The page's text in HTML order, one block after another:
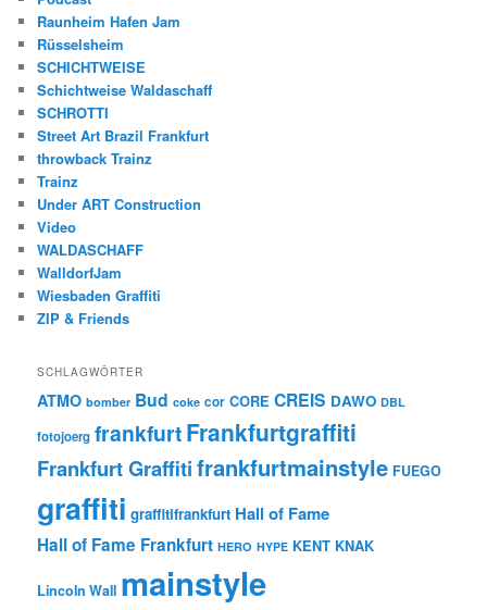
Raunheim Hafen Jam
Rüsselsheim
SCHICHTWEISE
Schichtweise Waldaschaff
SCHROTTI
Street Art Brazil Frankfurt
throwback Trainz
Trainz
Under ART Construction
Video
WALDASCHAFF
WalldorfJam
Wiesbaden Graffiti
ZIP & Friends
SCHLAGWÖRTER
ATMO bomber Bud coke cor CORE CREIS DAWO DBL
fotojoerg frankfurtFrankfurtgraffiti
Frankfurt Graffitifrankfurtmainstyle FUEGO
graffiti graffitifrankfurt Hall of Fame
Hall of Fame Frankfurt HERO HYPE KENT KNAK
Lincoln Wall mainstyle